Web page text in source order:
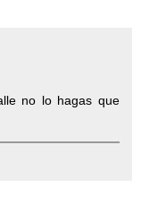
no lo hagas que